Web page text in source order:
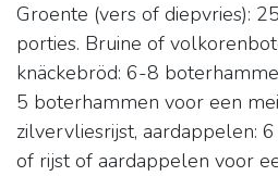
Groente (vers of diepvries):
porties. Bruine of
knäckebröd: 6-8
5 boterhammen voor een
zilvervliesrijst, aardappelen:
of rijst of aardappelen voor